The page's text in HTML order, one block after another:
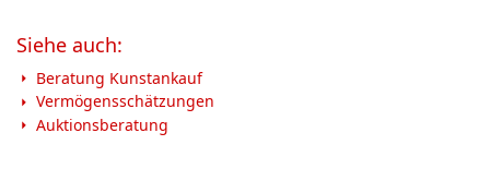
Siehe auch:
Beratung Kunstankauf
Vermögensschätzungen
Auktionsberatung